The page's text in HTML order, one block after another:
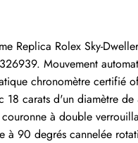
Replica Rolex Sky-
Mouvement
chronomètre certifié
18 carats d'un diamètre
à double
à 90 degrés cannelée